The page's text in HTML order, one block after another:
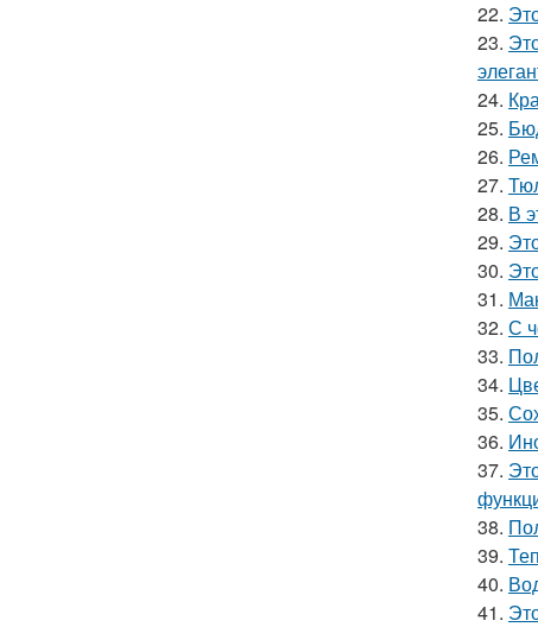
22.
23.
24.
25.
26.
27.
28. В
29.
30.
31.
32. С
33.
34.
35.
36.
37.
38.
39.
40.
41.